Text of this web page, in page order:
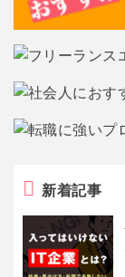
新着記事